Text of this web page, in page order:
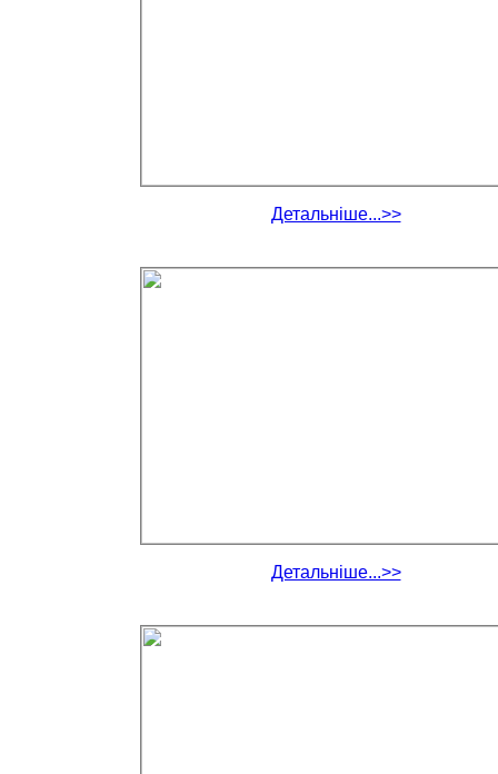
Детальніше...>>
Детальніше...>>